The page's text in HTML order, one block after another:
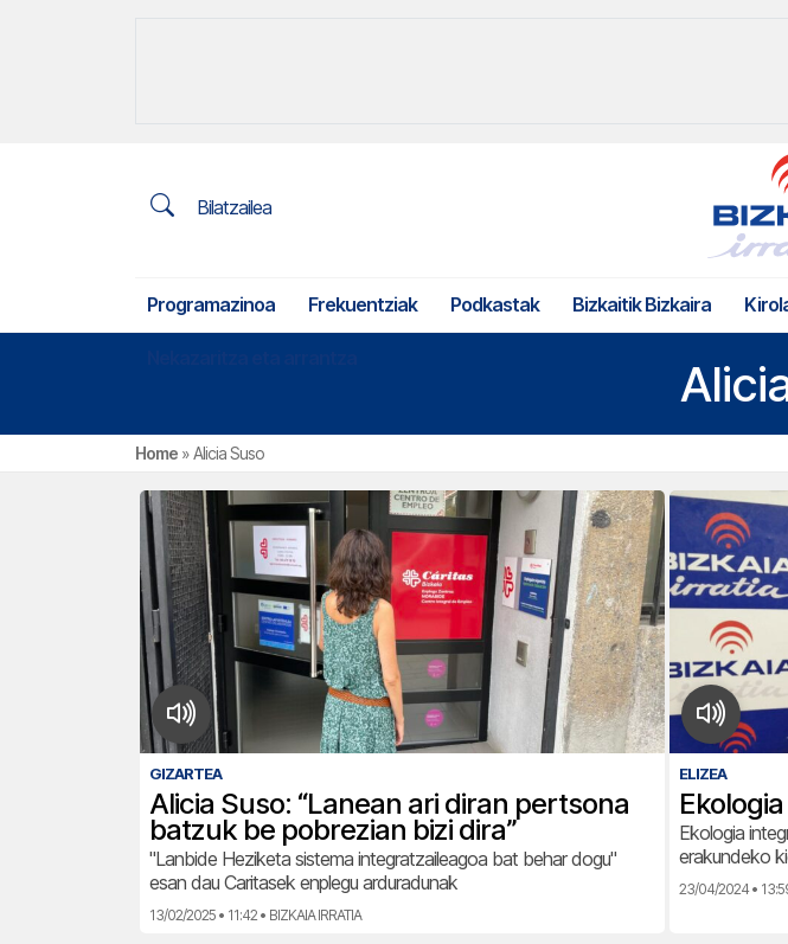
Bilatzailea
Programazinoa Frekuentziak Podkastak Bizkaitik Bizkaira
Home »Alicia Suso
GIZARTEA
Alicia Suso: “Lanean ari diran pertsona
batzuk be pobrezian bizi dira”
"Lanbide Heziketa sistema integratzaileagoa bat behar dogu"
esan dau Caritasek enplegu arduradunak
13/02/2025 • 11:42 • BIZKAIA IRRATIA
ELIZEA
Ekologia
erakundeko
23/04/2024 •